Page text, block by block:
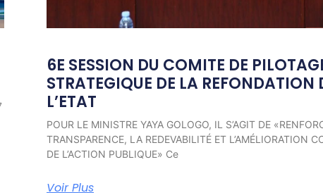
6E SESSION DU COMITE DE
STRATEGIQUE DE LA REFONDATION
L’ETAT
POUR LE MINISTRE YAYA GOLOGO, IL S’AGIT DE
TRANSPARENCE, LA REDEVABILITÉ ET L’AMÉLIORATION
DE L’ACTION PUBLIQUE» Ce
Voir Plus